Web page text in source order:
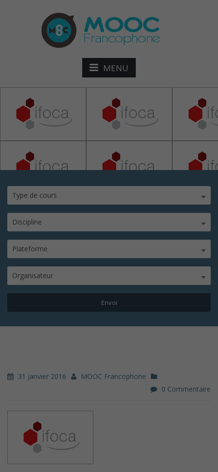
MENU
ifoca
Type de cours
Discipline
Plateforme
Organisateur
31 Janvier 2016
MOOC Francophone
0 Commentaire